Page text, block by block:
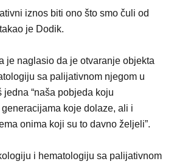
iznos biti ono što smo čuli od
je Dodik.
je naglasio da je otvaranje objekta
sa palijativnom njegom u
“naša pobjeda koju
koje dolaze, ali i
onima koji su to davno željeli”.
i hematologiju sa palijativnom